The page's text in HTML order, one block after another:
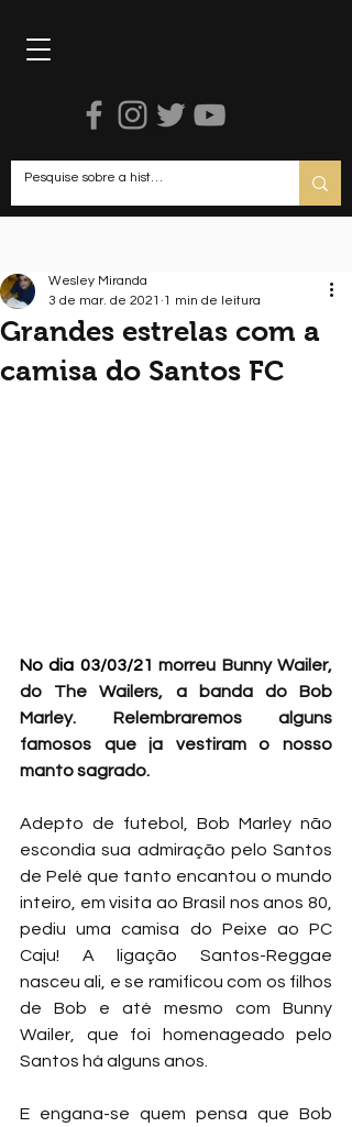
Grandes estrelas com a
camisa do Santos FC
Wesley Miranda
3 de mar. de 2021 1 min de leitura
No dia 03/03/21 morreu Bunny Wailer,
do The Wailers, a banda do Bob
Marley. Relembraremos alguns
famosos que ja vestiram o nosso
manto sagrado.
Adepto de futebol, Bob Marley não
escondia sua admiração pelo Santos
de Pelé que tanto encantou o mundo
inteiro, em visita ao Brasil nos anos 80,
pediu uma camisa do Peixe ao PC
Caju! A ligação Santos-Reggae
nasceu ali, e se ramificou com os filhos
de Bob e até mesmo com Bunny
Wailer, que foi homenageado pelo
Santos há alguns anos.
E engana-se quem pensa que Bob